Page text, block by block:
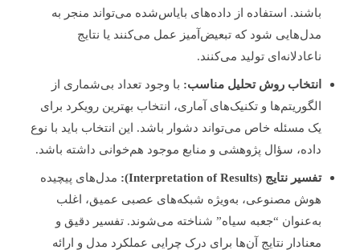
باشند. استفاده از داده‌های بایاس‌شده می‌تواند منجر به
مدل‌هایی شود که تبعیض‌آمیز عمل می‌کنند یا نتایج
ناعادلانه‌ای تولید می‌کنند.
انتخاب روش تحلیل مناسب:با وجود تعداد بی‌شماری از
الگوریتم‌ها و تکنیک‌های آماری، انتخاب بهترین رویکرد برای
یک مسئله خاص می‌تواند دشوار باشد. این انتخاب باید با نوع
داده، سؤال پژوهشی و منابع موجود هم‌خوانی داشته باشد.
تفسیر نتایج (Interpretation of Results):
مدل‌های پیچیده
هوش مصنوعی، به‌ویژه شبکه‌های عصبی عمیق، اغلب
به‌عنوان “جعبه سیاه” شناخته می‌شوند. تفسیر دقیق و
معنادار نتایج آن‌ها برای درک چرایی عملکرد مدل و ارائه